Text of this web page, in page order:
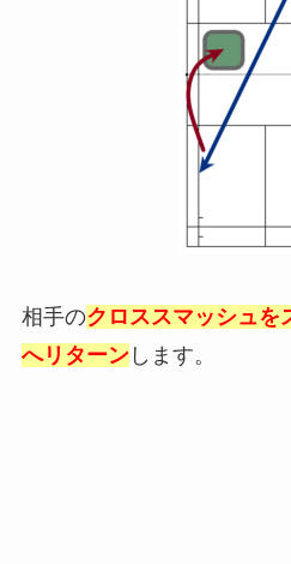
相手のクロススマッシュを
へリターンします。